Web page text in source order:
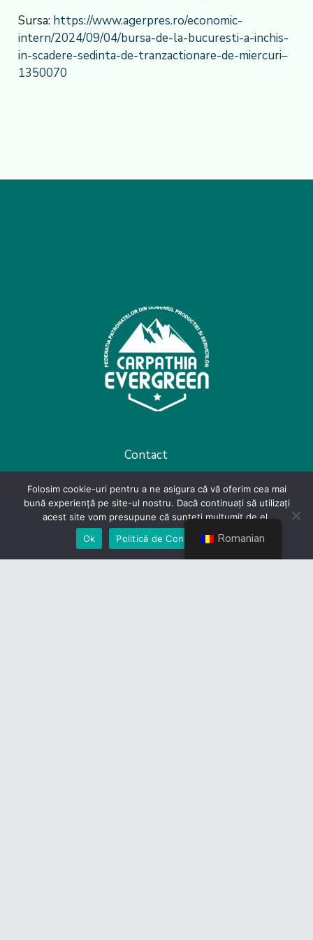
Sursa: https://www.agerpres.ro/economic-
intern/2024/09/04/bursa-de-la-bucuresti-a-inchis-
in-scadere-sedinta-de-tranzactionare-de-miercuri–
1350070
Contact
Politică de Confidențialitate
Devino membru
Romanian
Folosim cookie-uri pentru a ne asigura că vă oferim cea mai
bună experiență pe site-ul nostru. Dacă continuați să utilizați
acest site vom presupune că sunteți mulțumit de el.
Ok
Politică de Confidențialiate